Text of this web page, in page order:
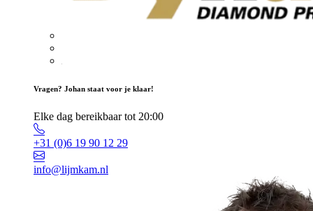
Vragen? Johan staat voor je klaar!
Elke dag bereikbaar tot 20:00
+31 (0)6 19 90 12 29
info@lijmkam.nl